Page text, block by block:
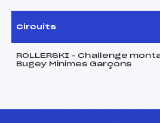
Circuits
ROLLERSKI – Challenge
Bugey Minimes Garçons